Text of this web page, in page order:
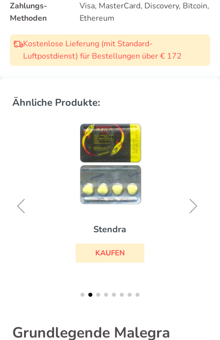
Zahlungs-
Methoden
Visa, MasterCard, Discovery, Bitcoin,
Ethereum
Kostenlose Lieferung (mit Standard-
Luftpostdienst) für Bestellungen über € 172
Ähnliche Produkte:
Stendra
KAUFEN
Grundlegende Malegra